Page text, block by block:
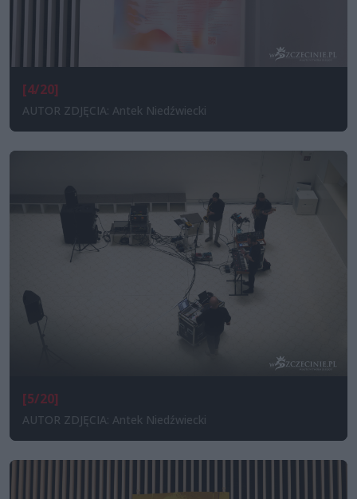
[4/20]
AUTOR ZDJĘCIA: Antek Niedźwiecki
[5/20]
AUTOR ZDJĘCIA: Antek Niedźwiecki